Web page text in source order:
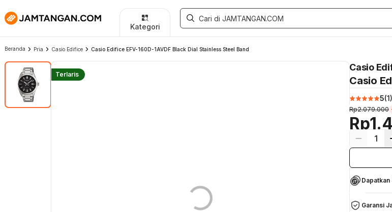
Kategori
Beranda Pria Casio Edifice Casio Edifice EFV-160D-1AVDF Black Dial Stainless Steel Band
Terlaris
Casio
Casio
5(1)
Rp2.079.000
1
Dapatkan
Garansi